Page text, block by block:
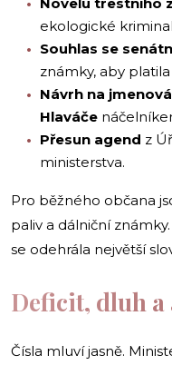
ekologické
Souhlas se
známky, aby
Návrh na
Hlaváče
Přesun agend z
ministerstva.
Pro běžného občana
paliv a dálniční
se odehrála největší
Deficit, dluh a
Čísla mluví jasně.